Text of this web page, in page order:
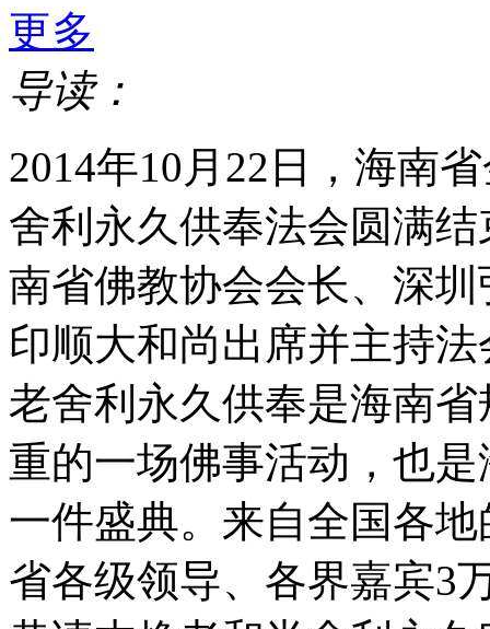
更多
导读：
2014年10月22日，海南
舍利永久供奉法会圆满
南省佛教协会会长、深
印顺大和尚出席并主持
老舍利永久供奉是海南
重的一场佛事活动，也
一件盛典。来自全国各
省各级领导、各界嘉宾3